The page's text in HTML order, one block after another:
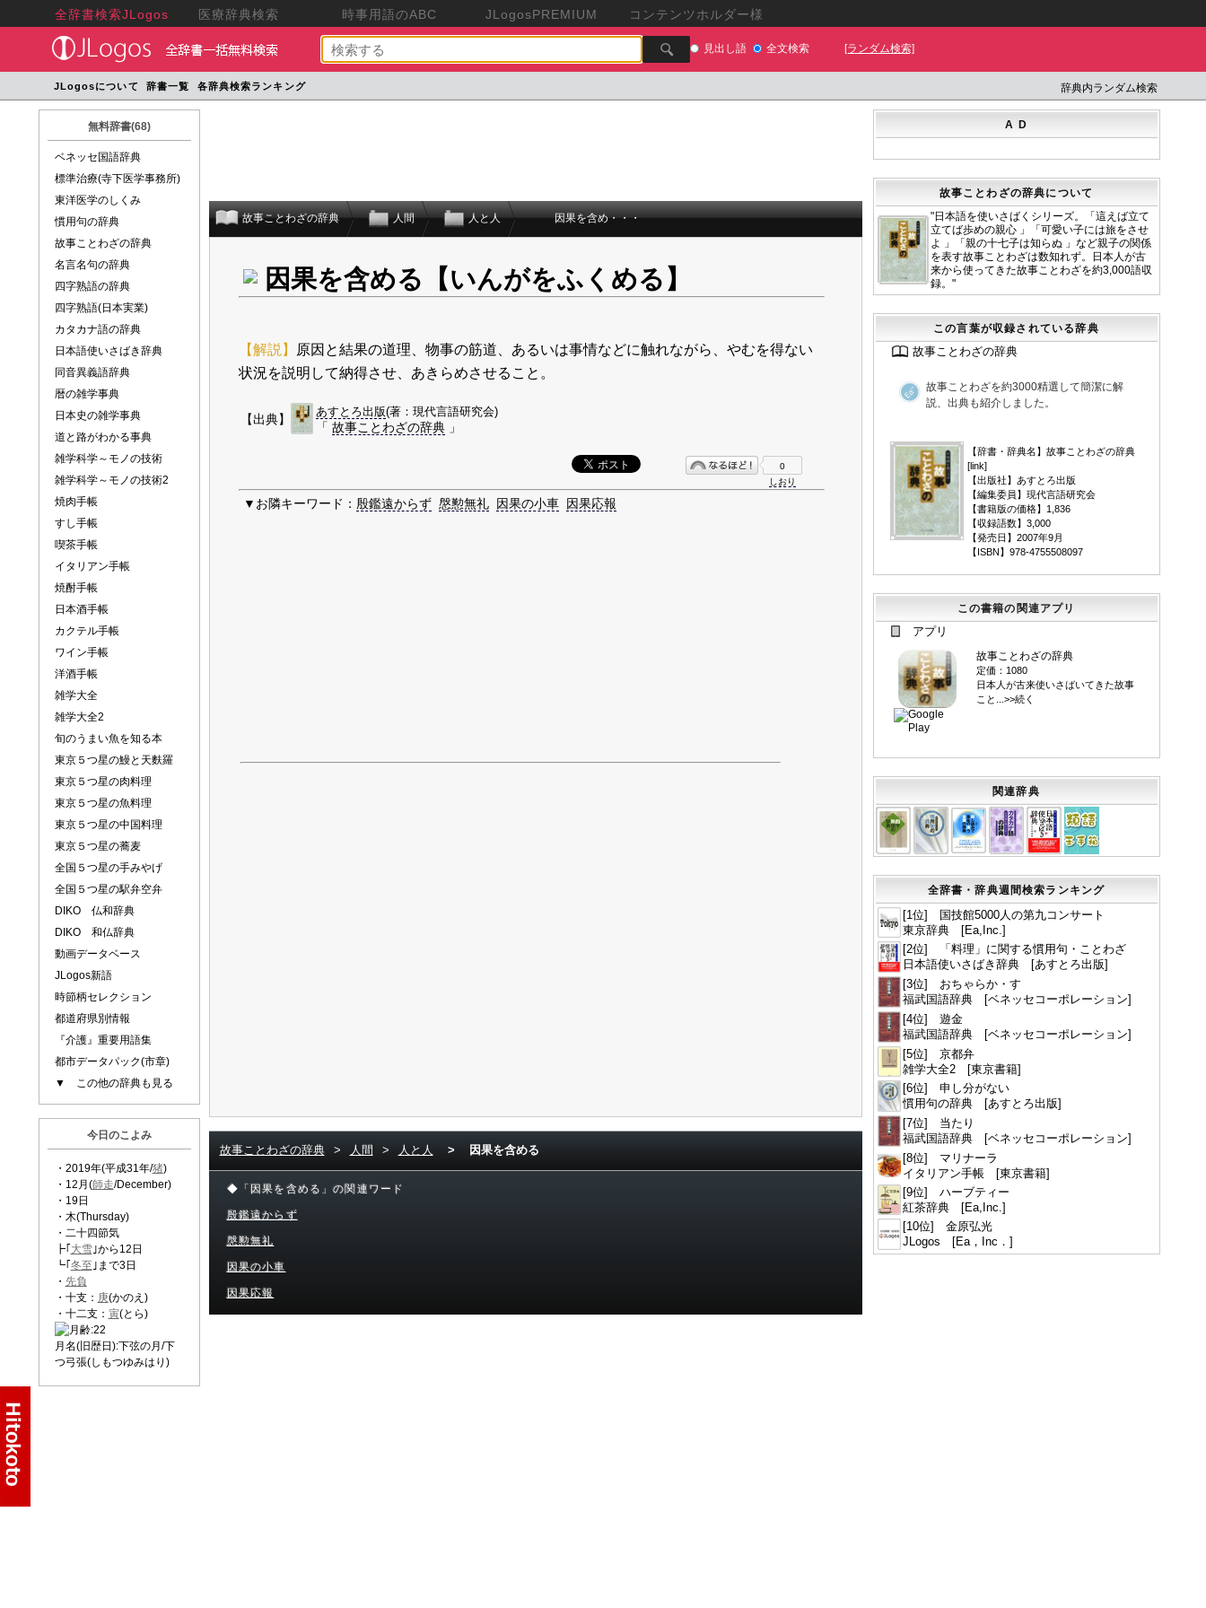
全辞書検索JLogos 医療辞典検索 時事用語のABC JLogosPREMIUM コンテンツホルダー様
見出し語 全文検索 [ランダム検索]
JLogosについて 辞書一覧 各辞典検索ランキング 辞典内ランダム検索
無料辞書(68)
ベネッセ国語辞典
標準治療(寺下医学事務所)
東洋医学のしくみ
慣用句の辞典
故事ことわざの辞典
名言名句の辞典
四字熟語の辞典
四字熟語(日本実業)
カタカナ語の辞典
日本語使いさばき辞典
同音異義語辞典
暦の雑学事典
日本史の雑学事典
道と路がわかる事典
雑学科学～モノの技術
雑学科学～モノの技術2
焼肉手帳
すし手帳
喫茶手帳
イタリアン手帳
焼酎手帳
日本酒手帳
カクテル手帳
ワイン手帳
洋酒手帳
雑学大全
雑学大全2
旬のうまい魚を知る本
東京５つ星の鰻と天麩羅
東京５つ星の肉料理
東京５つ星の魚料理
東京５つ星の中国料理
東京５つ星の蕎麦
全国５つ星の手みやげ
全国５つ星の駅弁空弁
DIKO 仏和辞典
DIKO 和仏辞典
動画データベース
JLogos新語
時節柄セレクション
都道府県別情報
『介護』重要用語集
都市データパック(市章)
▼ この他の辞典も見る
今日のこよみ
・2019年(平成31年/猪)
・12月(師走/December)
・19日
・木(Thursday)
・二十四節気
┣｢ 大雪｣から12日
┗｢ 冬至 ｣まで3日
・ 先負
・十支： 庚(かのえ)
・十二支： 寅(とら)
月名(旧歴日):下弦の月/下
つ弓張(しもつゆみはり)
故事ことわざの辞典 人間 人と人 因果を含め・・・
因果を含める【いんがをふくめる】
【解説】
原因と結果の道理、物事の筋道、あるいは事情などに触れながら、やむを得ない
状況を説明して納得させ、あきらめさせること。
【出典】
あすとろ出版(著：現代言語研究会)
「 故事ことわざの辞典」
0
しおり
▼お隣キーワード： 殷鑑遠からず 慇懃無礼 因果の小車 因果応報
故事ことわざの辞典 > 人間 > 人と人 > 因果を含める
◆「因果を含める」の関連ワード
殷鑑遠からず
慇懃無礼
因果の小車
因果応報
A D
故事ことわざの辞典について
"日本語を使いさばくシリーズ。「這えば立て
立てば歩めの親心 」「可愛い子には旅をさせ
よ 」「親の十七子は知らぬ 」など親子の関係
を表す故事ことわざは数知れず。日本人が古
来から使ってきた故事ことわざを約3,000語収
録。"
この言葉が収録されている辞典
故事ことわざの辞典
故事ことわざを約3000精選して簡潔に解
説、出典も紹介しました。
【辞書・辞典名】故事ことわざの辞典
[link]
【出版社】あすとろ出版
【編集委員】現代言語研究会
【書籍版の価格】1,836
【収録語数】3,000
【発売日】2007年9月
【ISBN】978-4755508097
この書籍の関連アプリ
アプリ
故事ことわざの辞典
定価：1080
日本人が古来使いさばいてきた故事
こと...>>続く
関連辞典
全辞書・辞典週間検索ランキング
[1位] 国技館5000人の第九コンサート
東京辞典 [Ea,Inc.]
[2位] 「料理」に関する慣用句・ことわざ
日本語使いさばき辞典 [あすとろ出版]
[3位] おちゃらか・す
福武国語辞典 [ベネッセコーポレーション]
[4位] 遊金
福武国語辞典 [ベネッセコーポレーション]
[5位] 京都弁
雑学大全2 [東京書籍]
[6位] 申し分がない
慣用句の辞典 [あすとろ出版]
[7位] 当たり
福武国語辞典 [ベネッセコーポレーション]
[8位] マリナーラ
イタリアン手帳 [東京書籍]
[9位] ハーブティー
紅茶辞典 [Ea,Inc.]
[10位] 金原弘光
JLogos [Ea，Inc．]